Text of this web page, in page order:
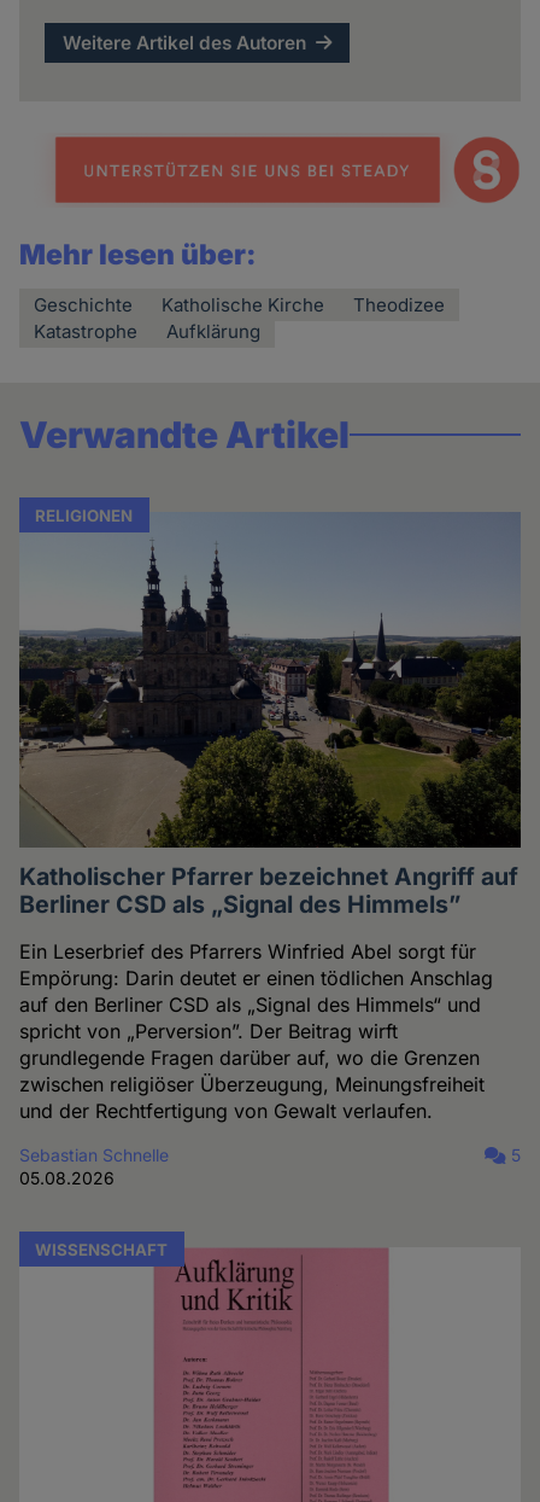
Weitere Artikel des Autoren
Mehr lesen über:
Geschichte Katholische Kirche
Theodizee
Katastrophe
Aufklärung
Verwandte Artikel
RELIGIONEN
Katholischer Pfarrer bezeichnet Angriff auf
Berliner CSD als „Signal des Himmels”
Ein Leserbrief des Pfarrers Winfried Abel sorgt für
Empörung: Darin deutet er einen tödlichen Anschlag
auf den Berliner CSD als „Signal des Himmels“ und
spricht von „Perversion”. Der Beitrag wirft
grundlegende Fragen darüber auf, wo die Grenzen
zwischen religiöser Überzeugung, Meinungsfreiheit
und der Rechtfertigung von Gewalt verlaufen.
Sebastian Schnelle
05.08.2026
5
WISSENSCHAFT